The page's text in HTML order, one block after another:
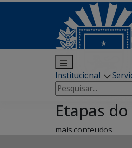
Institucional
Pesquisar
por:
Etapas
mais conteudos